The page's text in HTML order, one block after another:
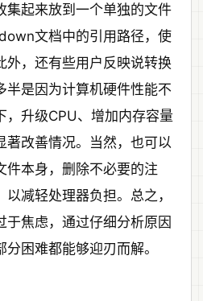
集起来放到一个单独的文件
文档中的引用路径，使
外，还有些用户反映说转换
半是因为计算机硬件性能不
，升级CPU、增加内存容量
著改善情况。当然，也可以
本身，删除不必要的注
减轻处理器负担。总之，
于焦虑，通过仔细分析原因
困难都能够迎刃而解。